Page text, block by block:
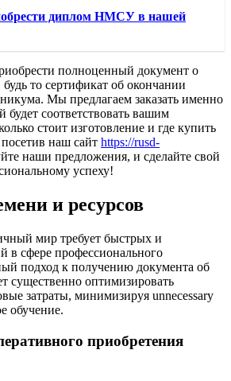
диплом НМСУ в нашей
полноценный документ о
то сертификат об окончании
Мы предлагаем заказать именно
будет соответствовать вашим
стоит изготовление и где купить
наш сайт https://rusd-
наши предложения, и сделайте свой
успеху!
и ресурсов
мир требует быстрых и
в сфере профессионального
подход к получению документа об
существенно оптимизировать
затраты, минимизируя unnecessary
обучение.
приобретения